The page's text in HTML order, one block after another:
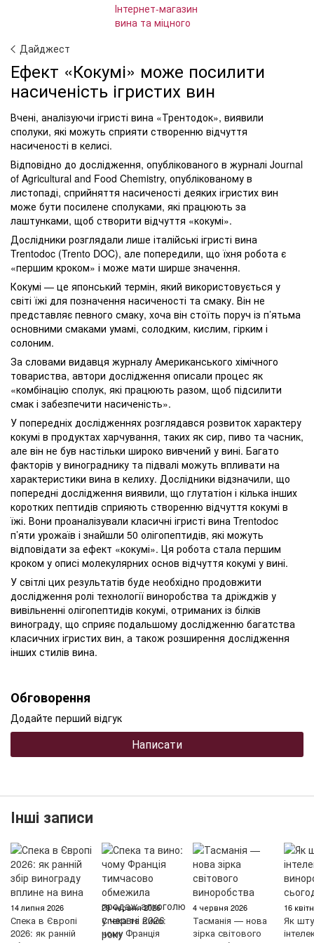
Дайджест
Ефект «Кокумі» може посилити
насиченість ігристих вин
Вчені, аналізуючи ігристі вина «Трентодок», виявили
сполуки, які можуть сприяти створенню відчуття
насиченості в келисі.
Відповідно до дослідження, опублікованого в журналі Journal
of Agricultural and Food Chemistry, опублікованому в
листопаді, сприйняття насиченості деяких ігристих вин
може бути посилене сполуками, які працюють за
лаштунками, щоб створити відчуття «кокумі».
Дослідники розглядали лише італійські ігристі вина
Trentodoc (Trento DOC), але попередили, що їхня робота є
«першим кроком» і може мати ширше значення.
Кокумі — це японський термін, який використовується у
світі їжі для позначення насиченості та смаку. Він не
представляє певного смаку, хоча він стоїть поруч із п’ятьма
основними смаками умамі, солодким, кислим, гірким і
солоним.
За словами видавця журналу Американського хімічного
товариства, автори дослідження описали процес як
«комбінацію сполук, які працюють разом, щоб підсилити
смак і забезпечити насиченість».
У попередніх дослідженнях розглядався розвиток характеру
кокумі в продуктах харчування, таких як сир, пиво та часник,
але він не був настільки широко вивчений у вині. Багато
факторів у винограднику та підвалі можуть впливати на
характеристики вина в келиху. Дослідники відзначили, що
попередні дослідження виявили, що глутатіон і кілька інших
коротких пептидів сприяють створенню відчуття кокумі в
їжі. Вони проаналізували класичні ігристі вина Trentodoc
п’яти урожаїв і знайшли 50 олігопептидів, які можуть
відповідати за ефект «кокумі». Ця робота стала першим
кроком у описі молекулярних основ відчуття кокумі у вині.
У світлі цих результатів буде необхідно продовжити
дослідження ролі технології виноробства та дріжджів у
вивільненні олігопептидів кокумі, отриманих із білків
винограду, що сприяє подальшому дослідженню багатства
класичних ігристих вин, а також розширення дослідження
інших стилів вина.
Обговорення
Додайте перший відгук
Написати
Інші записи
14 липня 2026
Спека в Європі
2026: як ранній
29 червня 2026
Спека та вино:
чому Франція
4 червня 2026
Тасманія — нова
зірка світового
16
Як